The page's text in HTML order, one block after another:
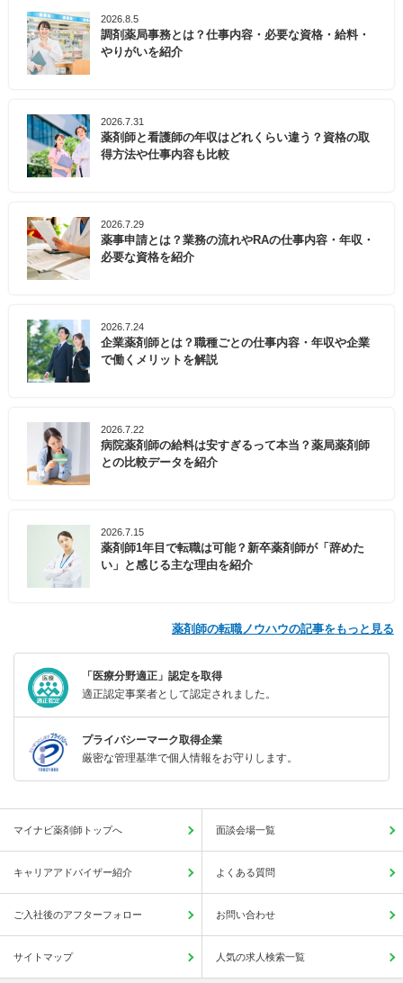
2026.8.5
調剤薬局事務とは？仕事内容・必要な資格・給料・
やりがいを紹介
2026.7.31
薬剤師と看護師の年収はどれくらい違う？資格の取
得方法や仕事内容も比較
2026.7.29
薬事申請とは？業務の流れやRAの仕事内容・年収・
必要な資格を紹介
2026.7.24
企業薬剤師とは？職種ごとの仕事内容・年収や企業
で働くメリットを解説
2026.7.22
病院薬剤師の給料は安すぎるって本当？薬局薬剤師
との比較データを紹介
2026.7.15
薬剤師1年目で転職は可能？新卒薬剤師が「辞めた
い」と感じる主な理由を紹介
薬剤師の転職ノウハウの記事をもっと見る
「医療分野適正」認定を取得
適正認定事業者として認定されました。
プライバシーマーク取得企業
厳密な管理基準で個人情報をお守りします。
マイナビ薬剤師トップへ 面談会場一覧
キャリアアドバイザー紹介 よくある質問
ご入社後のアフターフォロー お問い合わせ
サイトマップ 人気の求人検索一覧